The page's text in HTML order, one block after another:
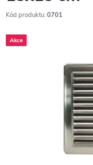
Kód produktu: 0701
Akce